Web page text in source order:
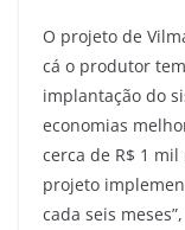
O projeto de
cá o produtor
implantação do
economias
cerca de R$ 1
projeto
cada seis